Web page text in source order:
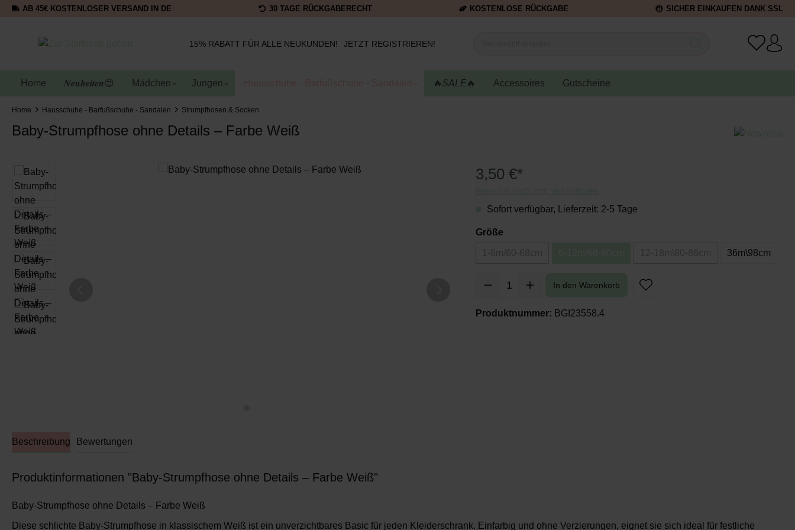
AB 45€ KOSTENLOSER VERSAND IN DE 30 TAGE RÜCKGABERECHT KOSTENLOSE RÜCKGABE SICHER EINKAUFEN DANK SSL
15% RABATT FÜR ALLE NEUKUNDEN! JETZT REGISTRIEREN!
Home 𝑵𝒆𝒖𝒉𝒆𝒊𝒕𝒆𝒏😍 Mädchen Jungen 🔥𝘚𝘈𝘓𝘌🔥 Accessoires Gutscheine
Home Hausschuhe - Barfußschuhe - Sandalen Strumpfhosen & Socken
Baby-Strumpfhose ohne Details – Farbe Weiß
3,50 €*
Sofort verfügbar, Lieferzeit: 2-5 Tage
Größe
36m\98cm
In den Warenkorb
Produktnummer: BGI23558.4
Beschreibung Bewertungen
Produktinformationen "Baby-Strumpfhose ohne Details – Farbe Weiß"
Baby-Strumpfhose ohne Details – Farbe Weiß
Diese schlichte Baby-Strumpfhose in klassischem Weiß ist ein unverzichtbares Basic für jeden Kleiderschrank. Einfarbig und ohne Verzierungen, eignet sie sich ideal für festliche